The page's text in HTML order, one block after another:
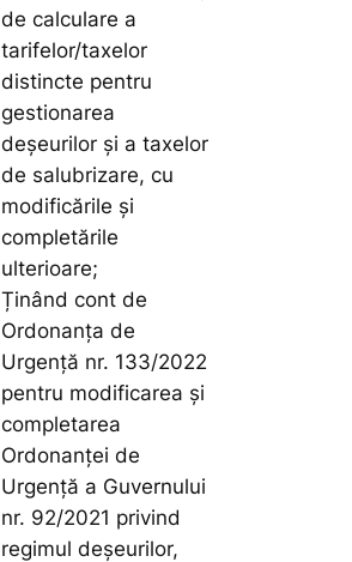
de calculare a
tarifelor/taxelor
distincte pentru
gestionarea
deşeurilor şi a taxelor
de salubrizare, cu
modificările și
completările
ulterioare;
Ținând cont de
Ordonanţa de
Urgenţă nr. 133/2022
pentru modificarea şi
completarea
Ordonanţei de
Urgenţă a Guvernului
nr. 92/2021 privind
regimul deşeurilor,